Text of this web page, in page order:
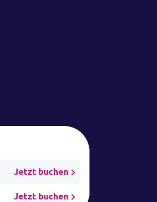
Jetzt buchen
Jetzt buchen